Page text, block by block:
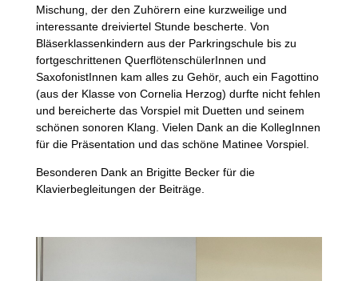
Mischung, der den Zuhörern eine kurzweilige und
interessante dreiviertel Stunde bescherte. Von
Bläserklassenkindern aus der Parkringschule bis zu
fortgeschrittenen QuerflötenschülerInnen und
SaxofonistInnen kam alles zu Gehör, auch ein Fagottino
(aus der Klasse von Cornelia Herzog) durfte nicht fehlen
und bereicherte das Vorspiel mit Duetten und seinem
schönen sonoren Klang. Vielen Dank an die KollegInnen
für die Präsentation und das schöne Matinee Vorspiel.
Besonderen Dank an Brigitte Becker für die
Klavierbegleitungen der Beiträge.